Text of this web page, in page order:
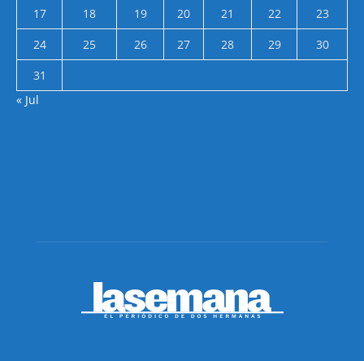
17
18 19 20 21 22
23
24
25 26 27 28 29
30
31
« Jul